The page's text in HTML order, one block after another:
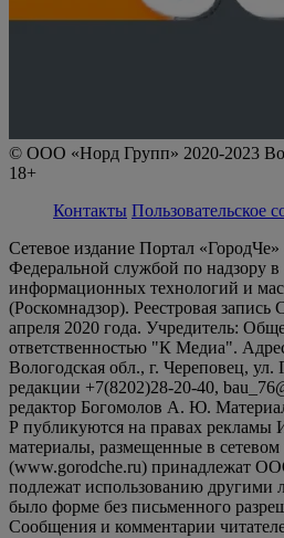
© ООО «Норд Групп» 2020-2023
18+
Контакты Пользовательское
Сетевое издание Портал «ГородЧе»
Федеральной службой по надзору в
информационных технологий и
(Роскомнадзор). Реестровая
апреля 2020 года. Учредитель:
ответственностью "К Медиа".
Вологодская обл., г. Череповец, ул.
редакции +7(8202)28-20-40,
редактор Богомолов А. Ю.
Р публикуются на правах рекламы
материалы, размещенные в
(www.gorodche.ru) принадлежат
подлежат использованию другими
было форме без письменного
Сообщения и комментарии